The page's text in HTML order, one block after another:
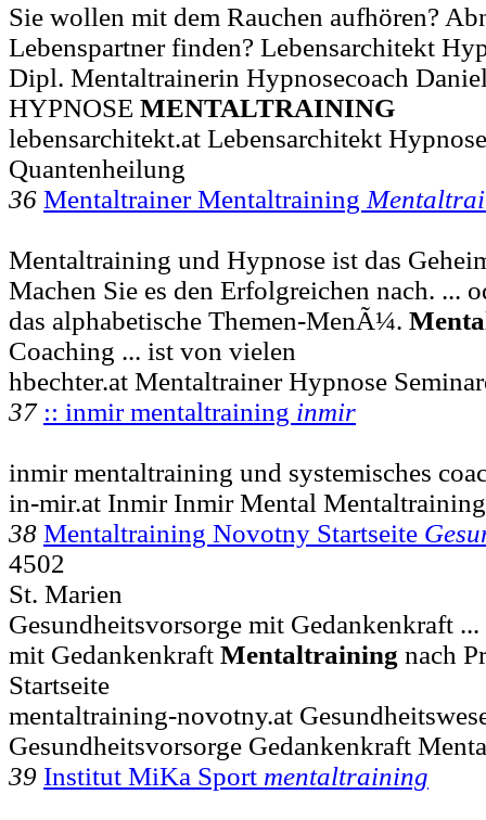
Sie wollen mit dem Rauchen aufhören?
Lebenspartner finden? Lebensarchitekt
Dipl. Mentaltrainerin Hypnosecoach
HYPNOSE MENTALTRAINING
lebensarchitekt.at Lebensarchitekt
Quantenheilung
36 Mentaltrainer Mentaltraining
Mentaltraining und Hypnose ist das
Machen Sie es den Erfolgreichen nach. ...
das alphabetische Themen-MenÃ¼.
Coaching ... ist von vielen
hbechter.at Mentaltrainer Hypnose
37 :: inmir mentaltraining inmir
inmir mentaltraining und systemisches
in-mir.at Inmir Inmir Mental Mentaltraining
38 Mentaltraining Novotny Startseite
4502
St. Marien
Gesundheitsvorsorge mit Gedankenkraft
mit Gedankenkraft Mentaltraining nach
Startseite
mentaltraining-novotny.at
Gesundheitsvorsorge Gedankenkraft
39 Institut MiKa Sport mentaltraining